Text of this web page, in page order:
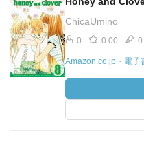
ChicaUmino
0 0.00 0
Amazon.co.jp・電子